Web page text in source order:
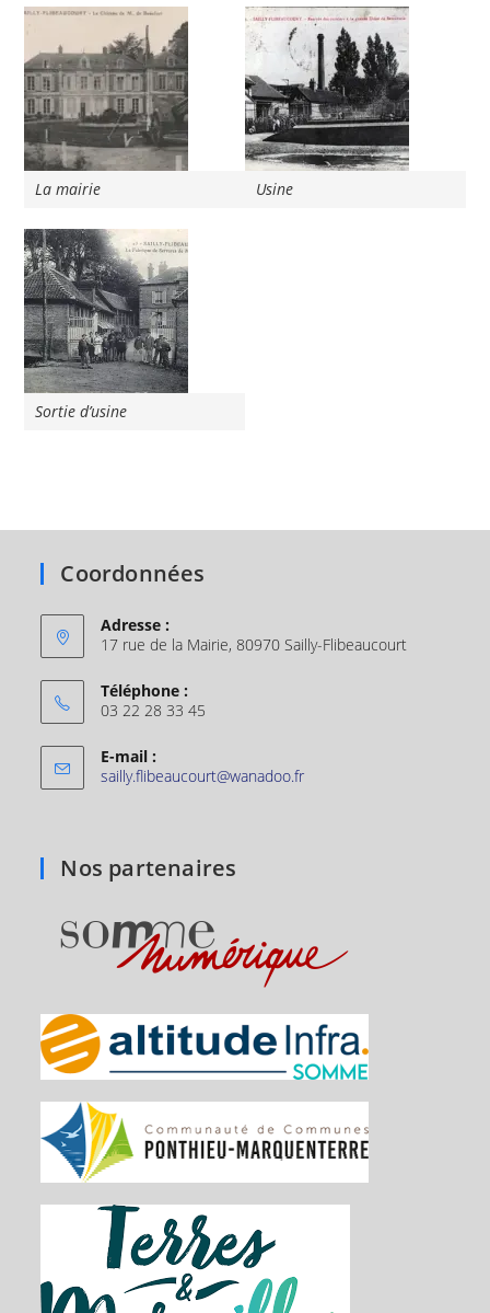
La mairie Usine
Sortie d’usine
Coordonnées
Adresse :
17 rue de la Mairie, 80970 Sailly-Flibeaucourt
Téléphone :
03 22 28 33 45
E-mail :
sailly.flibeaucourt@wanadoo.fr
Nos partenaires